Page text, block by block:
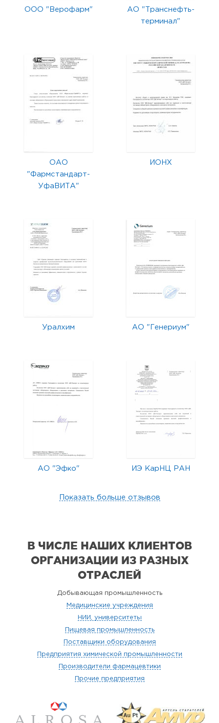
ООО "Верофарм"
АО "Транснефть-
терминал"
ОАО
"Фармстандарт-
УфаВИТА"
ИОНХ
Уралхим АО "Генериум"
АО "Эфко" ИЭ КарНЦ РАН
Показать больше отзывов
В ЧИСЛЕ НАШИХ КЛИЕНТОВ
ОРГАНИЗАЦИИ ИЗ РАЗНЫХ
ОТРАСЛЕЙ
Добывающая промышленность
Медицинские учреждения
НИИ, университеты
Пищевая промышленность
Поставщики оборудования
Предприятия химической промышленности
Производители фармацевтики
Прочие предприятия